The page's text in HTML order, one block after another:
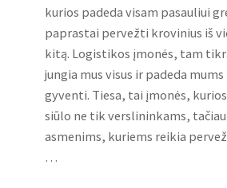
kurios padeda visam pasauliui
paprastai pervežti krovinius iš
kitą. Logistikos įmonės, tam
jungia mus visus ir padeda
gyventi. Tiesa, tai įmonės,
siūlo ne tik verslininkams,
asmenims, kuriems reikia
…